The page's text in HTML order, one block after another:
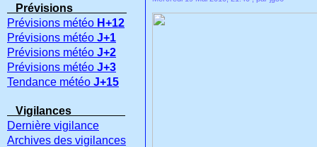
Prévisions
Prévisions météo H+12
Prévisions météo J+1
Prévisions météo J+2
Prévisions météo J+3
Tendance météo J+15
Vigilances
Dernière vigilance
Archives des vigilances